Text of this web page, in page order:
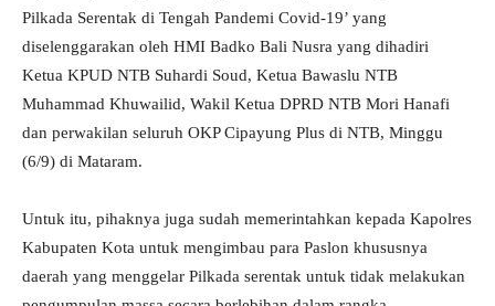
Pilkada Serentak di Tengah Pandemi Covid-19’ yang
diselenggarakan oleh HMI Badko Bali Nusra yang dihadiri
Ketua KPUD NTB Suhardi Soud, Ketua Bawaslu NTB
Muhammad Khuwailid, Wakil Ketua DPRD NTB Mori Hanafi
dan perwakilan seluruh OKP Cipayung Plus di NTB, Minggu
(6/9) di Mataram.
Untuk itu, pihaknya juga sudah memerintahkan kepada Kapolres
Kabupaten Kota untuk mengimbau para Paslon khususnya
daerah yang menggelar Pilkada serentak untuk tidak melakukan